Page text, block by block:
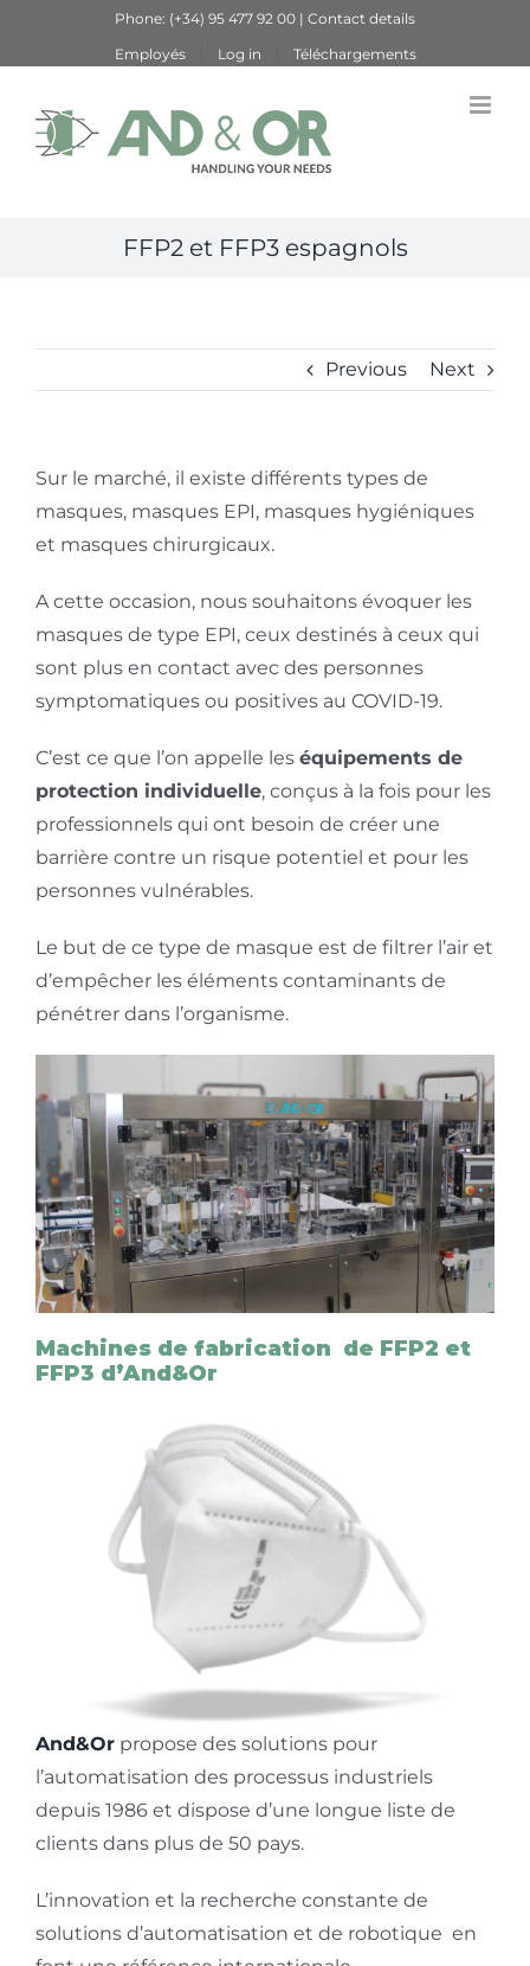
Phone: (+34) 95 477 92 00 | Contact details
Employés
Log in Téléchargements
FFP2 et FFP3 espagnols
Previous Next
Sur le marché, il existe différents types de
masques, masques EPI, masques hygiéniques
et masques chirurgicaux.
A cette occasion, nous souhaitons évoquer les
masques de type EPI, ceux destinés à ceux qui
sont plus en contact avec des personnes
symptomatiques ou positives au COVID-19.
C’est ce que l’on appelle les équipements de
protection individuelle, conçus à la fois pour les
professionnels qui ont besoin de créer une
barrière contre un risque potentiel et pour les
personnes vulnérables.
Le but de ce type de masque est de filtrer l’air et
d’empêcher les éléments contaminants de
pénétrer dans l’organisme.
Machines de fabrication de FFP2 et
FFP3 d’And&Or
And&Orpropose des solutions pour
l’automatisation des processus industriels
depuis 1986 et dispose d’une longue liste de
clients dans plus de 50 pays.
L’innovation et la recherche constante de
solutions d’automatisation et de robotique en